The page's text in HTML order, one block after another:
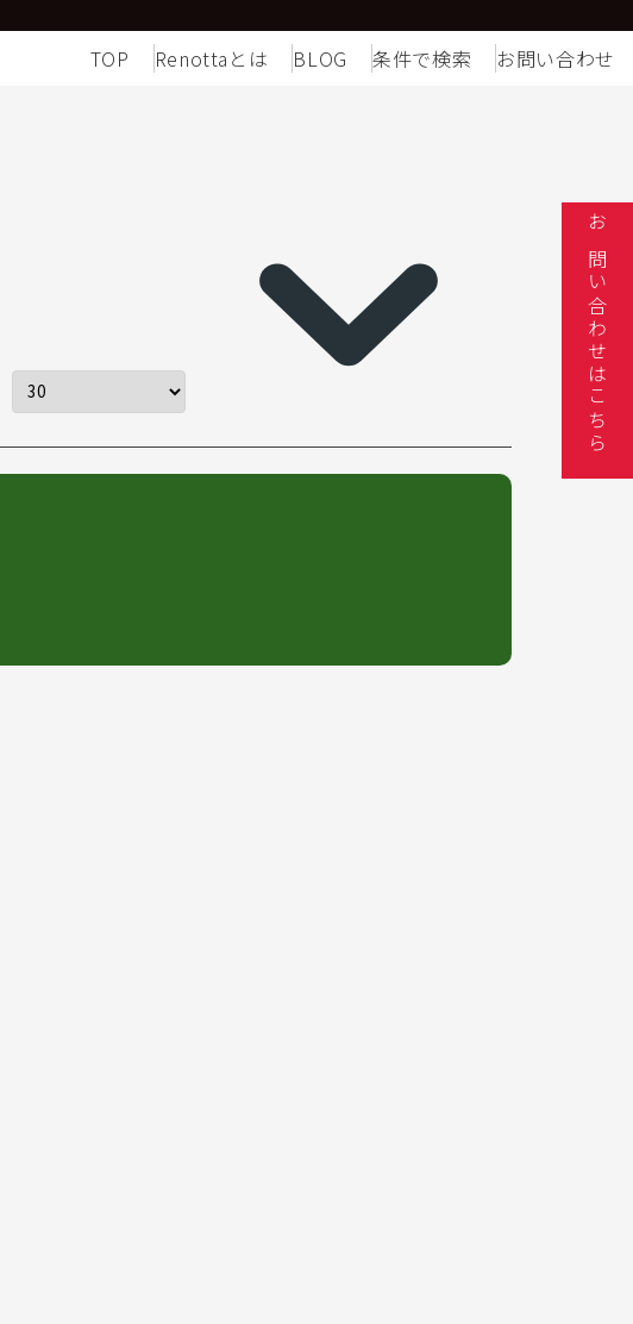
TOP Renottaとは BLOG 条件で検索 お問い合わせ
お問い合わせはこちら